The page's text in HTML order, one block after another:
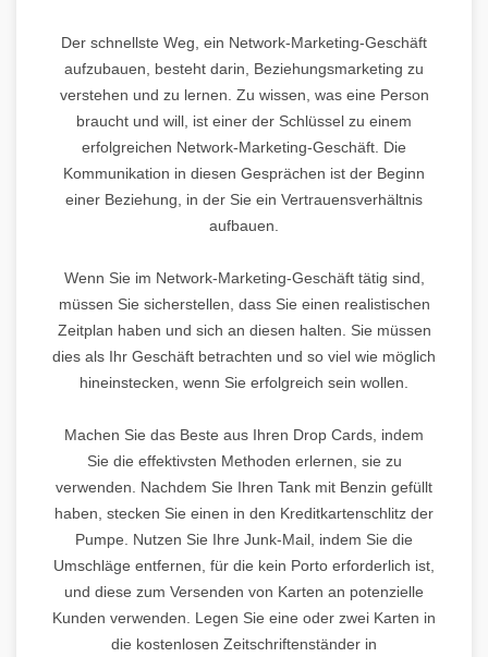
Der schnellste Weg, ein Network-Marketing-Geschäft
aufzubauen, besteht darin, Beziehungsmarketing zu
verstehen und zu lernen. Zu wissen, was eine Person
braucht und will, ist einer der Schlüssel zu einem
erfolgreichen Network-Marketing-Geschäft. Die
Kommunikation in diesen Gesprächen ist der Beginn
einer Beziehung, in der Sie ein Vertrauensverhältnis
aufbauen.
Wenn Sie im Network-Marketing-Geschäft tätig sind,
müssen Sie sicherstellen, dass Sie einen realistischen
Zeitplan haben und sich an diesen halten. Sie müssen
dies als Ihr Geschäft betrachten und so viel wie möglich
hineinstecken, wenn Sie erfolgreich sein wollen.
Machen Sie das Beste aus Ihren Drop Cards, indem
Sie die effektivsten Methoden erlernen, sie zu
verwenden. Nachdem Sie Ihren Tank mit Benzin gefüllt
haben, stecken Sie einen in den Kreditkartenschlitz der
Pumpe. Nutzen Sie Ihre Junk-Mail, indem Sie die
Umschläge entfernen, für die kein Porto erforderlich ist,
und diese zum Versenden von Karten an potenzielle
Kunden verwenden. Legen Sie eine oder zwei Karten in
die kostenlosen Zeitschriftenständer in